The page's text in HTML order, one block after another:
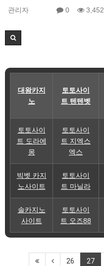
관리자 0 3,452
대왕카지
노
토토사이
트 텐텐벳
토토사이
트 도라에
몽
토토사이
트 지엑스
엑스
빅벳 카지
노사이트
토토사이
트 마닐라
솔카지노
사이트
토토사이
트 오즈88
26 27